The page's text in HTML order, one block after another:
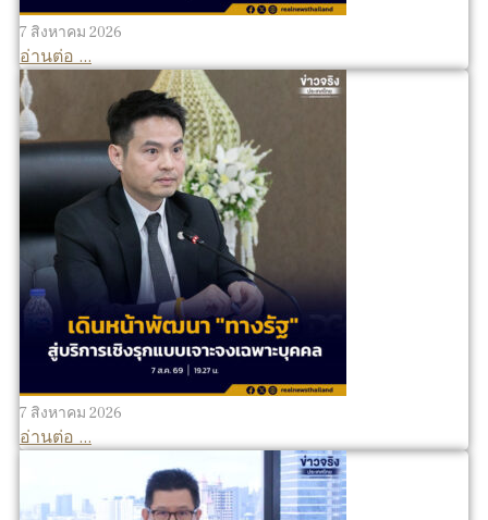
7 สิงหาคม 2026
อ่านต่อ ...
7 สิงหาคม 2026
อ่านต่อ ...